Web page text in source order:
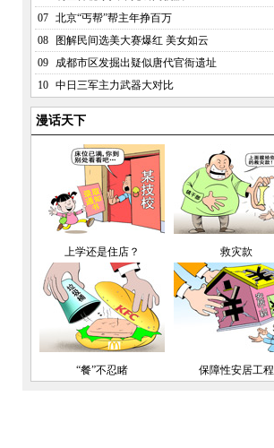
07 北京“丐帮”帮主年挣百万
08
图解民间选美大赛爆红 美女如云
09
成都市区发掘出疑似唐代官衙遗址
10 中日三军主力武器大对比
漫话天下
上学还是住店？ 救灾款
“餐”不忍睹 保障性安居工程